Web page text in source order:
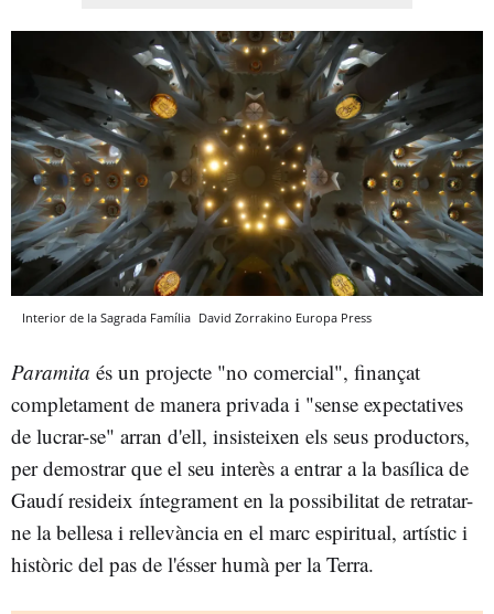
Interior de la Sagrada Família David Zorrakino Europa Press
Paramita és un projecte "no comercial", finançat
completament de manera privada i "sense expectatives
de lucrar-se" arran d'ell, insisteixen els seus productors,
per demostrar que el seu interès a entrar a la basílica de
Gaudí resideix íntegrament en la possibilitat de retratar-
ne la bellesa i rellevància en el marc espiritual, artístic i
històric del pas de l'ésser humà per la Terra.